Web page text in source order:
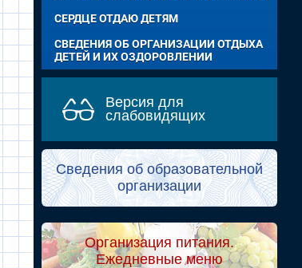
СЕРДЦЕ ОТДАЮ ДЕТЯМ
СВЕДЕНИЯ ОБ ОРГАНИЗАЦИИ ОТДЫХА
ДЕТЕЙ И ИХ ОЗДОРОВЛЕНИИ
Версия для
слабовидящих
Сведения об образовательной
организации
Организация питания.
Ежедневные меню